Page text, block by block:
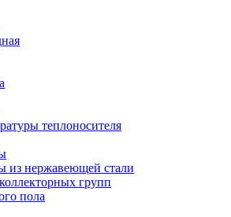
теплоносителя
из нержавеющей стали
групп
пола